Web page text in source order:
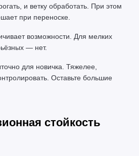
и ветку обработать. При этом
при переноске.
возможности. Для мелких
— нет.
для новичка. Тяжелее,
Оставьте большие
стойкость